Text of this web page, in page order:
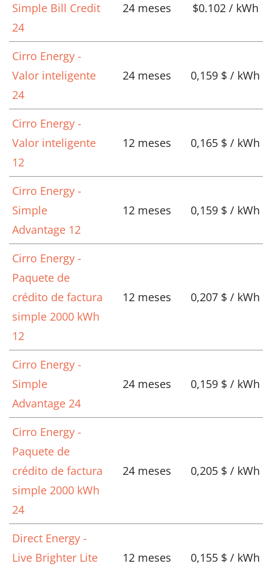
Simple Bill Credit
24
24 meses $0.102 / kWh
Cirro Energy -
Valor inteligente
24
24 meses 0,159 $ / kWh
Cirro Energy -
Valor inteligente
12
12 meses 0,165 $ / kWh
Cirro Energy -
Simple
Advantage 12
12 meses 0,159 $ / kWh
Cirro Energy -
Paquete de
crédito de factura
simple 2000 kWh
12
12 meses 0,207 $ / kWh
Cirro Energy -
Simple
Advantage 24
24 meses 0,159 $ / kWh
Cirro Energy -
Paquete de
crédito de factura
simple 2000 kWh
24
24 meses 0,205 $ / kWh
Direct Energy -
Live Brighter Lite
12 meses 0,155 $ / kWh